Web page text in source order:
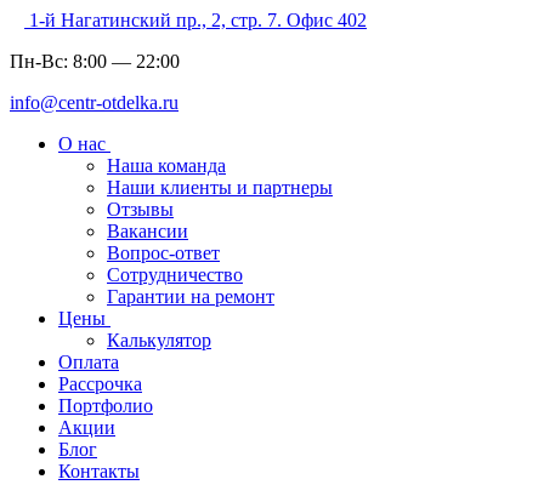
1-й Нагатинский пр., 2, стр. 7. Офис 402
Пн-Вс: 8:00 — 22:00
info@centr-otdelka.ru
О нас
Наша команда
Наши клиенты и партнеры
Отзывы
Вакансии
Вопрос-ответ
Сотрудничество
Гарантии на ремонт
Цены
Калькулятор
Оплата
Рассрочка
Портфолио
Акции
Блог
Контакты